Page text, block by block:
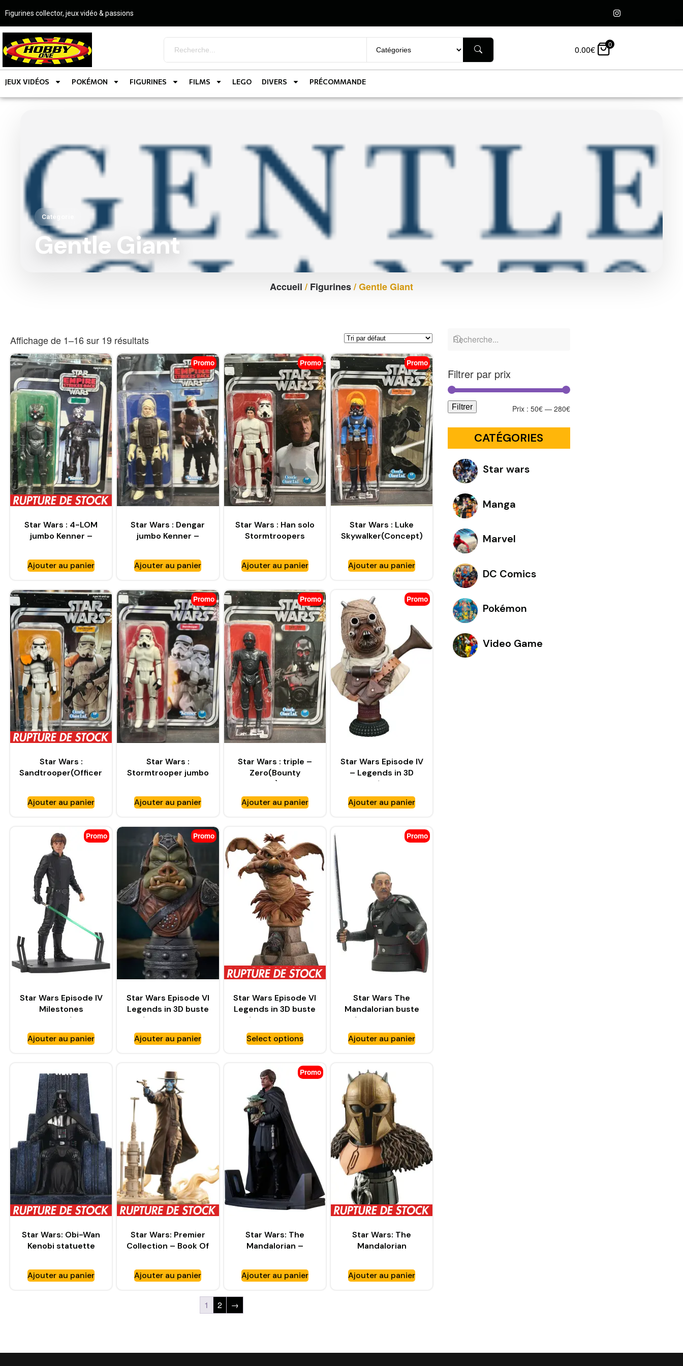
Figurines collector, jeux vidéo & passions
0.00€ 0
JEUX VIDÉOS POKÉMON FIGURINES FILMS LEGO DIVERS PRÉCOMMANDE
Catégorie
Gentle Giant
Accueil /Figurines/ Gentle Giant
Affichage de 1–16 sur 19 résultats
Star Wars : 4-LOM
jumbo Kenner –
Ajouter au panier
Promo
Star Wars : Dengar
jumbo Kenner –
Ajouter au panier
Promo
Star Wars : Han solo
Stormtroopers
KENNER
Ajouter au panier
Promo
Star Wars : Luke
Skywalker(Concept)
GENTLE GIANT
Ajouter au panier
Star Wars :
Sandtrooper(Officer)
GENTLE GIANT
Ajouter au panier
Promo
Star Wars :
Stormtrooper jumbo
GIANT
Ajouter au panier
Promo
Star Wars : triple –
Zero(Bounty
Hunter)jumbo
Kenner – GENTLE
GIANT
Ajouter au panier
Promo
Star Wars Episode IV
– Legends in 3D
buste 1/2 Tusken
Raider – GENTLE
GIANT
Ajouter au panier
Promo
Star Wars Episode IV
Milestones
statuette 1/6 Luke
Skywalker – GENTLE
GIANT
Ajouter au panier
Promo
Star Wars Episode VI
Legends in 3D buste
1/2 Gamorrean
Guard – GENTLE
GIANT
Ajouter au panier
Star Wars Episode VI
Legends in 3D buste
1/2 Salacious B.
Crumb – GENTLE
GIANT
Select options
Promo
Star Wars The
Mandalorian buste
1/6 Moff Gideon
FCBD 2022
Exclusive – GENTLE
Ajouter au panier
Star Wars: Obi-Wan
Kenobi statuette
1/7 Darth Vader on
Throne – GENTLE
Ajouter au panier
Star Wars: Premier
Collection – Book Of
Bane Statue –
GENTLE GIANT
Ajouter au panier
Promo
Star Wars: The
Mandalorian –
Collection 1/7 Luke
Skywalker & Grogu
Ajouter au panier
Star Wars: The
Mandalorian
1/2 The Armorer –
GENTLE GIANT
Ajouter au panier
1 2 →
Filtrer par prix
Filtrer Prix : 50€— 280€
CATÉGORIES
Star wars
Manga
Marvel
DC Comics
Pokémon
Video Game